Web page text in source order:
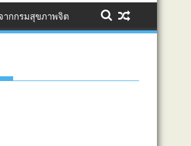
ากกรมสุขภาพจิต